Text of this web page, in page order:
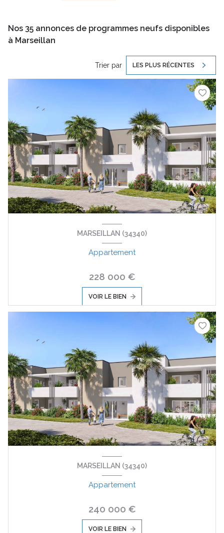
Nos 35 annonces de programmes neufs disponibles
à Marseillan
Trier par LES PLUS RÉCENTES
MARSEILLAN (34340)
Appartement
228 000 €
VOIR LE BIEN
MARSEILLAN (34340)
Appartement
240 000 €
VOIR LE BIEN